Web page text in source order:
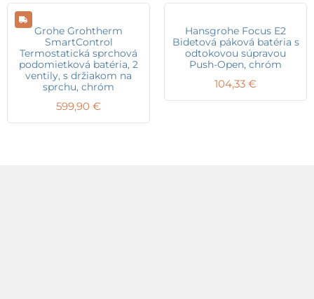
Grohe Grohtherm
SmartControl
Termostatická sprchová
podomietková batéria, 2
ventily, s držiakom na
sprchu, chróm
599,90 €
Hansgrohe Focus E2
Bidetová páková batéria s
odtokovou súpravou
Push-Open, chróm
104,33 €